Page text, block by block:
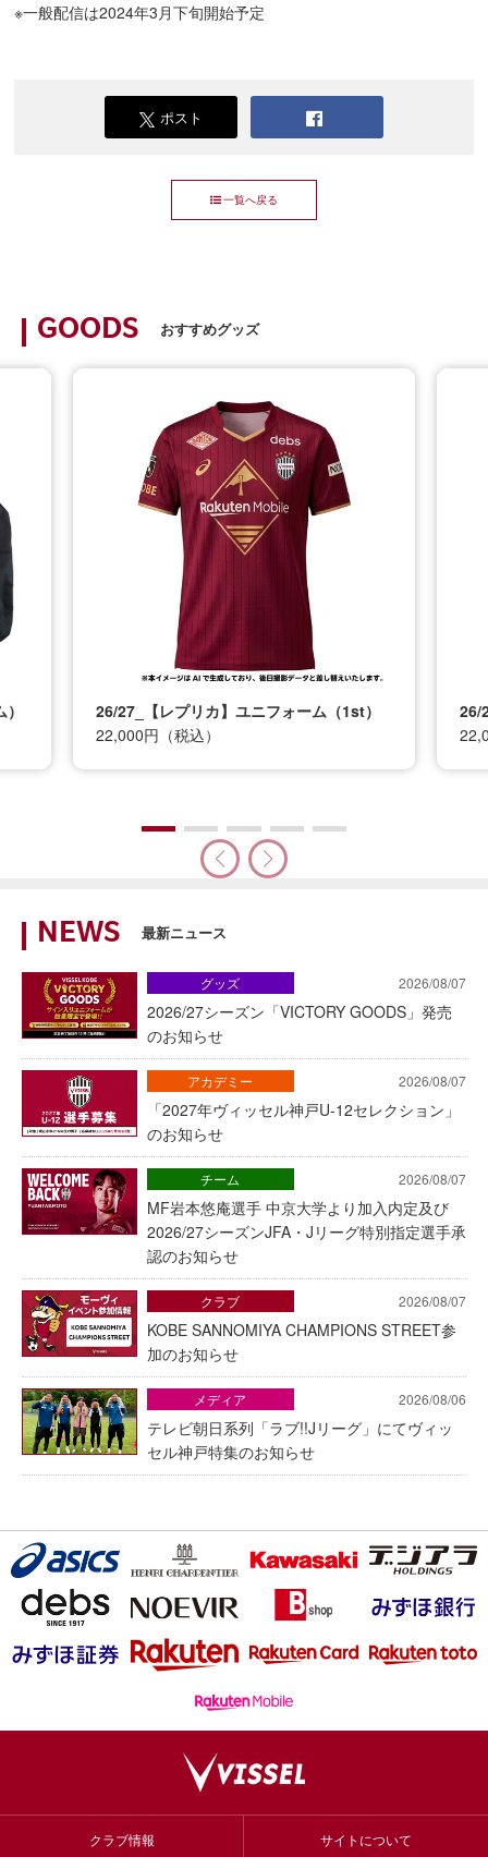
※一般配信は2024年3月下旬開始予定
ポスト
一覧へ戻る
GOODS おすすめグッズ
26/27_【レプリカ】ユニフォーム（2nd）
22,000円（税込）
26/
NEWS 最新ニュース
2026/08/07
2026/27シーズン「VICTORY GOODS」発売
のお知らせ
グッズ
2026/08/07
「2027年ヴィッセル神戸U-12セレクション」
のお知らせ
アカデミー
2026/08/07
MF岩本悠庵選手 中京大学より加入内定及び
2026/27シーズンJFA・Jリーグ特別指定選手承
認のお知らせ
チーム
2026/08/07
KOBE SANNOMIYA CHAMPIONS STREET参
加のお知らせ
クラブ
2026/08/06
テレビ朝日系列「ラブ!!Jリーグ」にてヴィッ
セル神戸特集のお知らせ
メディア
クラブ情報 サイトについて